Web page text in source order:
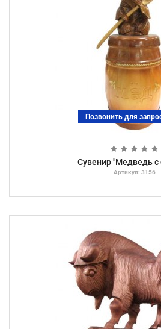
Сувенир "Медведь с
Артикул: 3156
Позвонить для